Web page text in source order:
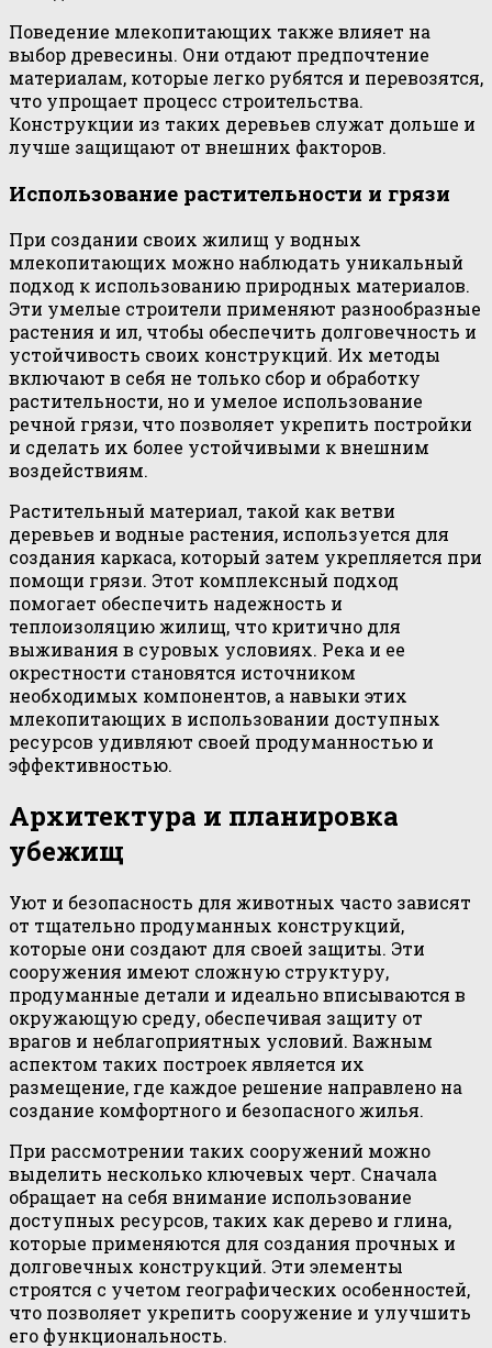
Поведение млекопитающих также влияет на
выбор древесины. Они отдают предпочтение
материалам, которые легко рубятся и перевозятся,
что упрощает процесс строительства.
Конструкции из таких деревьев служат дольше и
лучше защищают от внешних факторов.
Использование растительности и грязи
При создании своих жилищ у водных
млекопитающих можно наблюдать уникальный
подход к использованию природных материалов.
Эти умелые строители применяют разнообразные
растения и ил, чтобы обеспечить долговечность и
устойчивость своих конструкций. Их методы
включают в себя не только сбор и обработку
растительности, но и умелое использование
речной грязи, что позволяет укрепить постройки
и сделать их более устойчивыми к внешним
воздействиям.
Растительный материал, такой как ветви
деревьев и водные растения, используется для
создания каркаса, который затем укрепляется при
помощи грязи. Этот комплексный подход
помогает обеспечить надежность и
теплоизоляцию жилищ, что критично для
выживания в суровых условиях. Река и ее
окрестности становятся источником
необходимых компонентов, а навыки этих
млекопитающих в использовании доступных
ресурсов удивляют своей продуманностью и
эффективностью.
Архитектура и планировка
убежищ
Уют и безопасность для животных часто зависят
от тщательно продуманных конструкций,
которые они создают для своей защиты. Эти
сооружения имеют сложную структуру,
продуманные детали и идеально вписываются в
окружающую среду, обеспечивая защиту от
врагов и неблагоприятных условий. Важным
аспектом таких построек является их
размещение, где каждое решение направлено на
создание комфортного и безопасного жилья.
При рассмотрении таких сооружений можно
выделить несколько ключевых черт. Сначала
обращает на себя внимание использование
доступных ресурсов, таких как дерево и глина,
которые применяются для создания прочных и
долговечных конструкций. Эти элементы
строятся с учетом географических особенностей,
что позволяет укрепить сооружение и улучшить
его функциональность.